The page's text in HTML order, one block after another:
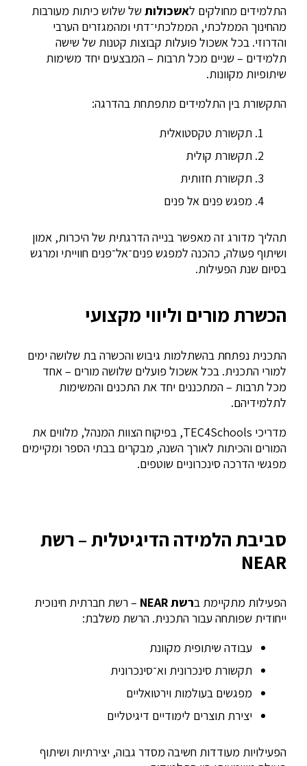
התלמידים מחולקים לאשכולותשל שלוש כיתות מעורבות
מהחינוך הממלכתי, הממלכתי־דתי ומהמגזרים הערבי
והדרוזי. בכל אשכול פועלות קבוצות קטנות של שישה
תלמידים – שניים מכל תרבות – המבצעים יחד משימות
שיתופיות מקוונות.
התקשורת בין התלמידים מתפתחת בהדרגה:
תקשורת טקסטואלית
תקשורת קולית
תקשורת חזותית
מפגש פנים אל פנים
תהליך מדורג זה מאפשר בנייה הדרגתית של היכרות, אמון
ושיתוף פעולה, כהכנה למפגש פנים־אל־פנים חווייתי ומרגש
בסיום שנת הפעילות.
הכשרת מורים וליווי מקצועי
התכנית נפתחת בהשתלמות גיבוש והכשרה בת שלושה ימים
למורי התכנית. בכל אשכול פועלים שלושה מורים – אחד
מכל תרבות – המתכננים יחד את התכנים והמשימות
לתלמידיהם.
מדריכי TEC4Schools, בפיקוח הצוות המנהל, מלווים את
המורים והכיתות לאורך השנה, מבקרים בבתי הספר ומקיימים
מפגשי הדרכה סינכרוניים שוטפים.
סביבת הלמידה הדיגיטלית – רשת
NEAR
הפעילות מתקיימת ברשת NEAR
– רשת חברתית חינוכית
ייחודית שפותחה עבור התכנית. הרשת משלבת:
עבודה שיתופית מקוונת
תקשורת סינכרונית וא־סינכרונית
מפגשים בעולמות וירטואליים
יצירת תוצרים לימודיים דיגיטליים
הפעילויות מעודדות חשיבה מסדר גבוה, יצירתיות ושיתוף